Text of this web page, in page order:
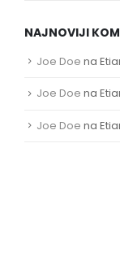
NAJNOVIJI
Joe Doe na
Joe Doe na
Joe Doe na